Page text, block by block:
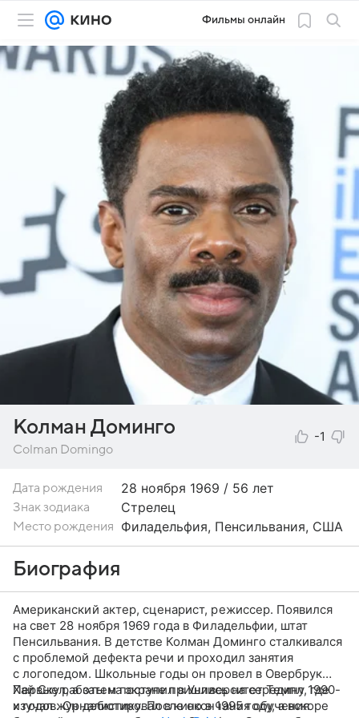
Фильмы онлайн
Колман Доминго
Colman Domingo
-1
Дата рождения 28 ноября 1969 / 56 лет
Знак зодиака Стрелец
Место рождения Филадельфия, Пенсильвания, США
Биография
Американский актер, сценарист, режиссер. Появился
на свет 28 ноября 1969 года в Филадельфии, штат
Пенсильвания. В детстве Колман Доминго сталкивался
с проблемой дефекта речи и проходил занятия
с логопедом. Школьные годы он провел в Овербрук
Хай Скул, а затем поступил в Университет Темпл, где
изучал журналистику. После окончания обучения
Первые работы на экране пришлись на середину 1990-
х годов. Он дебютировал в кино в 1995 году, а вскоре